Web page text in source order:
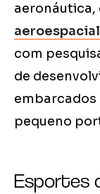
aeronáutica,
com
de
embarcados
pequeno
Esportes